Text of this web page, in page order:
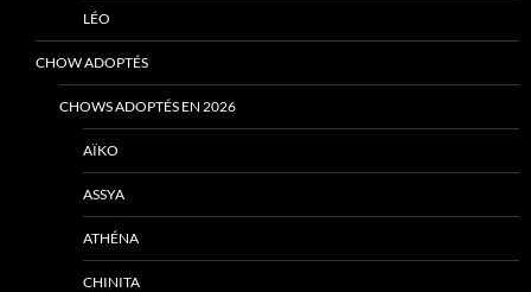
LÉO
CHOW ADOPTÉS
CHOWS ADOPTÉS EN 2026
AÏKO
ASSYA
ATHÉNA
CHINITA